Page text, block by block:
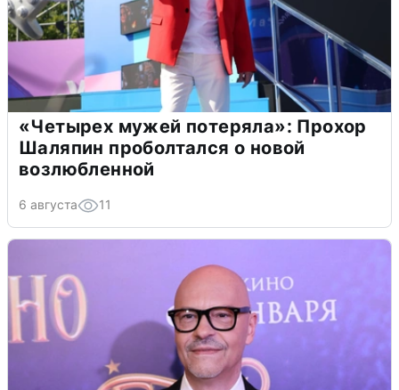
«Четырех мужей потеряла»: Прохор
Шаляпин проболтался о новой
возлюбленной
6 августа 11